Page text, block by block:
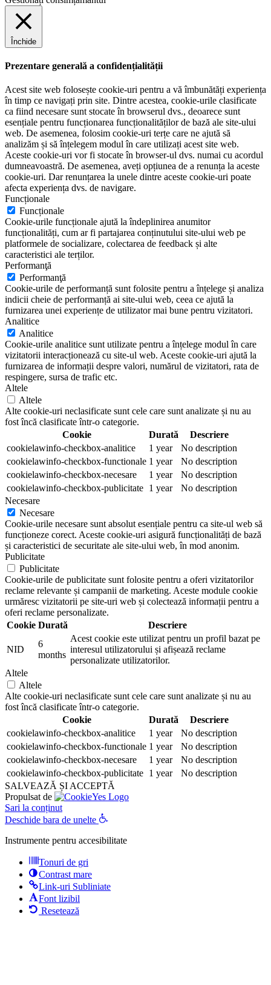
Închide
Prezentare generală a confidențialității
Acest site web folosește cookie-uri pentru a vă îmbunătăți experiența
în timp ce navigați prin site. Dintre acestea, cookie-urile clasificate
ca fiind necesare sunt stocate în browserul dvs., deoarece sunt
esențiale pentru funcționarea funcționalităților de bază ale site-ului
web. De asemenea, folosim cookie-uri terțe care ne ajută să
analizăm și să înțelegem modul în care utilizați acest site web.
Aceste cookie-uri vor fi stocate în browser-ul dvs. numai cu acordul
dumneavoastră. De asemenea, aveți opțiunea de a renunța la aceste
cookie-uri. Dar renunțarea la unele dintre aceste cookie-uri poate
afecta experiența dvs. de navigare.
Funcționale
Funcționale
Cookie-urile funcționale ajută la îndeplinirea anumitor
funcționalități, cum ar fi partajarea conținutului site-ului web pe
platformele de socializare, colectarea de feedback și alte
caracteristici ale terților.
Performanţă
Performanţă
Cookie-urile de performanță sunt folosite pentru a înțelege și analiza
indicii cheie de performanță ai site-ului web, ceea ce ajută la
furnizarea unei experiențe de utilizator mai bune pentru vizitatori.
Analitice
Analitice
Cookie-urile analitice sunt utilizate pentru a înțelege modul în care
vizitatorii interacționează cu site-ul web. Aceste cookie-uri ajută la
furnizarea de informații despre valori, numărul de vizitatori, rata de
respingere, sursa de trafic etc.
Altele
Altele
Alte cookie-uri neclasificate sunt cele care sunt analizate și nu au
fost încă clasificate într-o categorie.
Cookie
Durată
Descriere
cookielawinfo-checkbox-analitice
1 year
No description
cookielawinfo-checkbox-functionale 1 year
No description
cookielawinfo-checkbox-necesare
1 year
No description
cookielawinfo-checkbox-publicitate 1 year
No description
Necesare
Necesare
Cookie-urile necesare sunt absolut esențiale pentru ca site-ul web să
funcționeze corect. Aceste cookie-uri asigură funcționalități de bază
și caracteristici de securitate ale site-ului web, în mod anonim.
Publicitate
Publicitate
Cookie-urile de publicitate sunt folosite pentru a oferi vizitatorilor
reclame relevante și campanii de marketing. Aceste module cookie
urmăresc vizitatorii pe site-uri web și colectează informații pentru a
oferi reclame personalizate.
Cookie Durată Descriere
NID
6
months
Acest cookie este utilizat pentru un profil bazat pe
interesul utilizatorului și afișează reclame
personalizate utilizatorilor.
Altele
Altele
Alte cookie-uri neclasificate sunt cele care sunt analizate și nu au
fost încă clasificate într-o categorie.
Cookie
Durată
Descriere
cookielawinfo-checkbox-analitice
1 year
No description
cookielawinfo-checkbox-functionale 1 year
No description
cookielawinfo-checkbox-necesare
1 year
No description
cookielawinfo-checkbox-publicitate 1 year
No description
SALVEAZĂ ȘI ACCEPTĂ
Propulsat de
Sari la conținut
Deschide bara de unelte
Instrumente pentru accesibilitate
Tonuri de gri
Contrast mare
Link-uri Subliniate
Font lizibil
Resetează